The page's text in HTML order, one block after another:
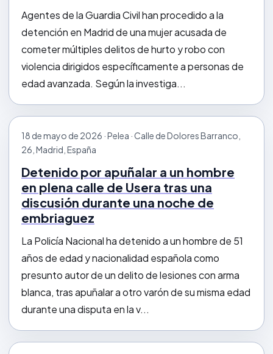
Agentes de la Guardia Civil han procedido a la
detención en Madrid de una mujer acusada de
cometer múltiples delitos de hurto y robo con
violencia dirigidos específicamente a personas de
edad avanzada. Según la investiga...
18 de mayo de 2026 · Pelea · Calle de Dolores Barranco,
26, Madrid, España
Detenido por apuñalar a un hombre
en plena calle de Usera tras una
discusión durante una noche de
embriaguez
La Policía Nacional ha detenido a un hombre de 51
años de edad y nacionalidad española como
presunto autor de un delito de lesiones con arma
blanca, tras apuñalar a otro varón de su misma edad
durante una disputa en la v...